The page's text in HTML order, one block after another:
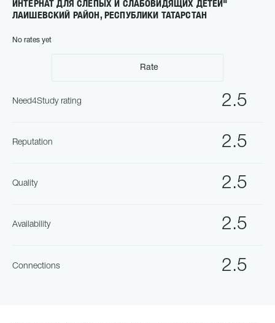
ИНТЕРНАТ ДЛЯ СЛЕПЫХ И СЛАБОВИДЯЩИХ ДЕТЕЙ"
ЛАИШЕВСКИЙ РАЙОН, РЕСПУБЛИКИ ТАТАРСТАН
No rates yet
Rate
2.5
Need4Study rating
2.5
Reputation
2.5
Quality
2.5
Availability
2.5
Connections